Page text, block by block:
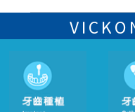
可以，請盡早通過wechat
的時間及資料，並且重新預